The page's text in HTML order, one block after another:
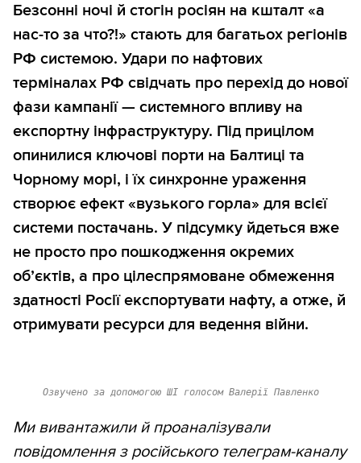
Безсонні ночі й стогін росіян на кшталт «а
нас-то за что?!» стають для багатьох регіонів
РФ системою. Удари по нафтових
терміналах РФ свідчать про перехід до нової
фази кампанії — системного впливу на
експортну інфраструктуру. Під прицілом
опинилися ключові порти на Балтиці та
Чорному морі, і їх синхронне ураження
створює ефект «вузького горла» для всієї
системи постачань. У підсумку йдеться вже
не просто про пошкодження окремих
об’єктів, а про цілеспрямоване обмеження
здатності Росії експортувати нафту, а отже, й
отримувати ресурси для ведення війни.
Озвучено за допомогою ШІ голосом Валерії Павленко
Ми вивантажили й проаналізували
повідомлення з російського телеграм-каналу